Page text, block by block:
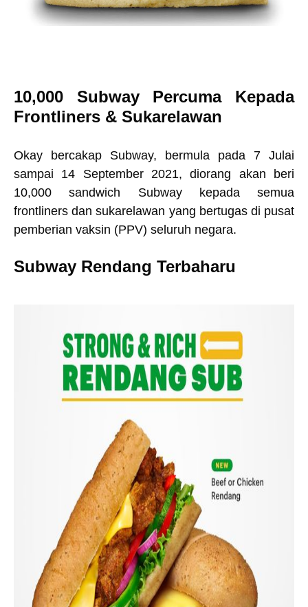
10,000 Subway Percuma Kepada
Frontliners & Sukarelawan
Okay bercakap Subway, bermula pada 7 Julai
sampai 14 September 2021, diorang akan beri
10,000 sandwich Subway kepada semua
frontliners dan sukarelawan yang bertugas di pusat
pemberian vaksin (PPV) seluruh negara.
Subway Rendang Terbaharu